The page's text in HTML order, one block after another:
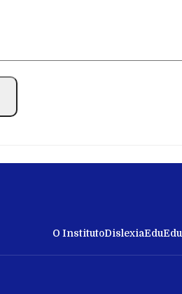
O InstitutoDislexiaEduEdu